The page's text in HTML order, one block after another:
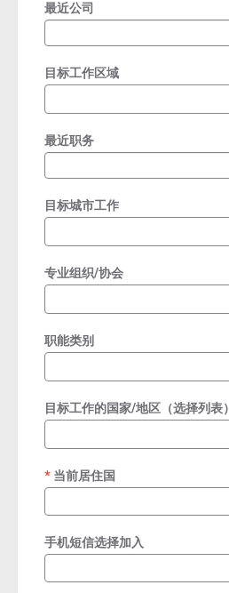
最近公司
目标工作区域
最近职务
目标城市工作
专业组织/协会
职能类别
目标工作的国家/地区（选择列表）
当前居住国
required
手机短信选择加入